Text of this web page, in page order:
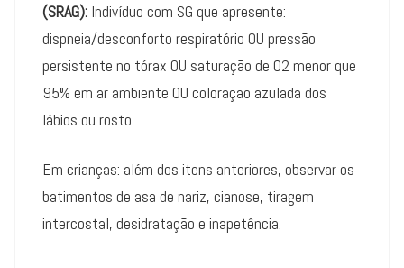
(SRAG): Indivíduo com SG que apresente:
dispneia/desconforto respiratório OU pressão
persistente no tórax OU saturação de O2 menor que
95% em ar ambiente OU coloração azulada dos
lábios ou rosto.
Em crianças: além dos itens anteriores, observar os
batimentos de asa de nariz, cianose, tiragem
intercostal, desidratação e inapetência.